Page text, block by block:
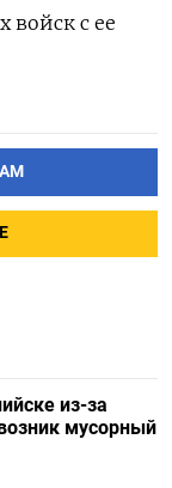
войск с ее
из-за
мусорный